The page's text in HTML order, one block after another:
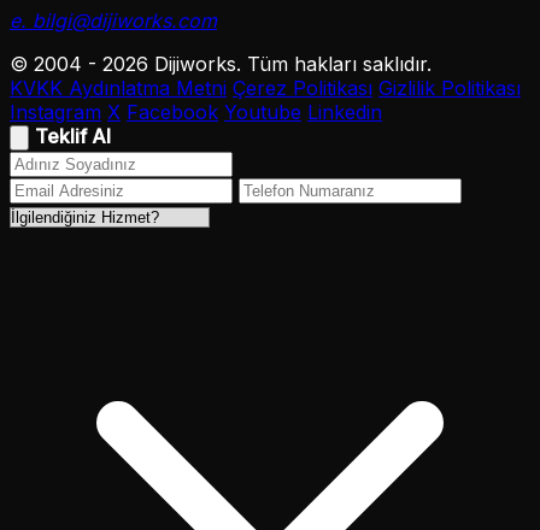
e. bilgi@dijiworks.com
© 2004 - 2026 Dijiworks. Tüm hakları saklıdır.
KVKK Aydınlatma Metni Çerez Politikası Gizlilik Politikası
Instagram X Facebook Youtube Linkedin
Teklif Al